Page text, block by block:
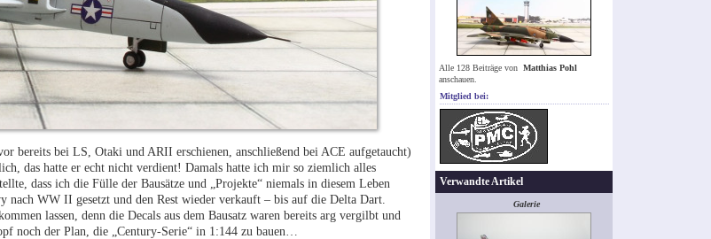
bereits bei LS, Otaki und ARII erschienen, anschließend bei ACE aufgetaucht)
das hatte er echt nicht verdient! Damals hatte ich mir so ziemlich alles
dass ich die Fülle der Bausätze und „Projekte“ niemals in diesem Leben
WW II gesetzt und den Rest wieder verkauft – bis auf die Delta Dart.
lassen, denn die Decals aus dem Bausatz waren bereits arg vergilbt und
noch der Plan, die „Century-Serie“ in 1:144 zu bauen…
Alle 128 Beiträge von Matthias Pohl
anschauen.
Mitglied bei:
Verwandte Artikel
Galerie